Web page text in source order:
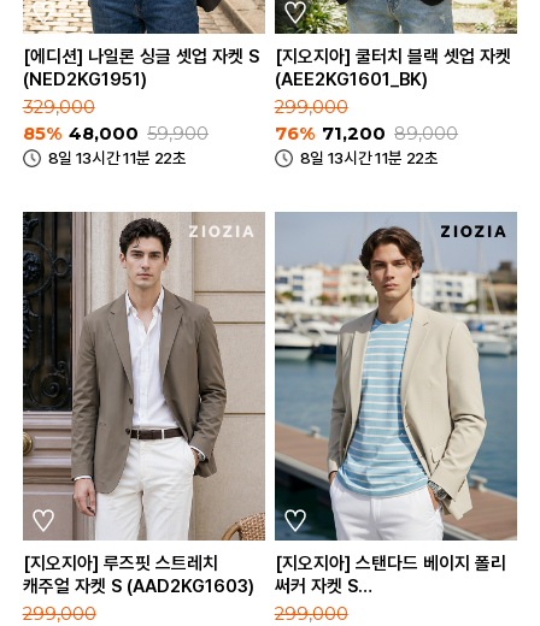
[에디션] 나일론 싱글 셋업 자켓 S
(NED2KG1951)
329,000
85% 48,000 59,900
8일 13시간 11분 22초
[지오지아] 쿨터치 블랙 셋업 자켓
(AEE2KG1601_BK)
299,000
76% 71,200 89,000
8일 13시간 11분 22초
[지오지아] 루즈핏 스트레치
캐주얼 자켓 S (AAD2KG1603)
299,000
[지오지아] 스탠다드 베이지 폴리
써커 자켓 S
(AAE2KG1603_BE)
299,000